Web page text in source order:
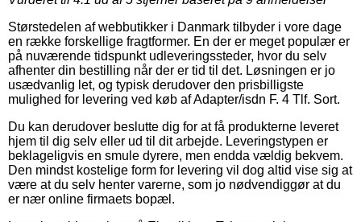
Størstedelen af webbutikker i Danmark tilbyder i vore dage
en række forskellige fragtformer. En der er meget populær er
på nuværende tidspunkt udleveringssteder, hvor du selv
afhenter din bestilling når der er tid til det. Løsningen er jo
usædvanlig let, og typisk derudover den prisbilligste
mulighed for levering ved køb af Adapter/isdn F. 4 Tlf. Sort.
Du kan derudover beslutte dig for at få produkterne leveret
hjem til dig selv eller ud til dit arbejde. Leveringstypen er
beklageligvis en smule dyrere, men endda vældig bekvem.
Den mindst kostelige form for levering vil dog altid vise sig at
være at du selv henter varerne, som jo nødvendiggør at du
er nær online firmaets bopæl.